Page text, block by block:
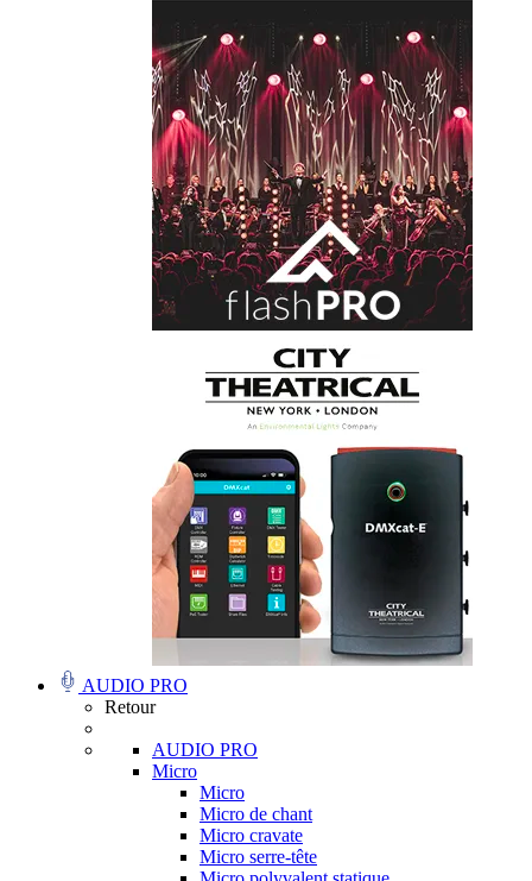
AUDIO PRO
Retour
AUDIO PRO
Micro
Micro
Micro de chant
Micro cravate
Micro serre-tête